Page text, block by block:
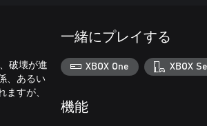
破壊が進
、あるい
すが、
一緒にプレイする
XBOX One XBOX
機能